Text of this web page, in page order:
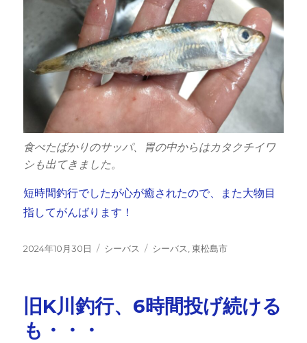
食べたばかりのサッパ、胃の中からはカタクチイワ
シも出てきました。
短時間釣行でしたが心が癒されたので、また大物目
指してがんばります！
投
2024年10月30日
カ
ー
シーバス
タ
シーバス,東松島市
旧K川釣行、6時間投げ続ける
も・・・